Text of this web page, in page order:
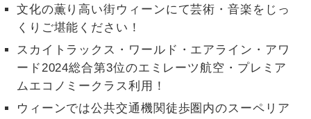
文化の薫り高い街ウィーンにて芸術・音楽をじっ
くりご堪能ください！
スカイトラックス・ワールド・エアライン・アワ
ード2024総合第3位のエミレーツ航空・プレミア
ムエコノミークラス利用！
ウィーンでは公共交通機関徒歩圏内のスーペリア
ご夫婦限定
ご夫婦限定でご参加いただけるコースで
す。
女性限定でご参加いただけるコースで
す。
ご参加にあたり年齢に制限があるコース